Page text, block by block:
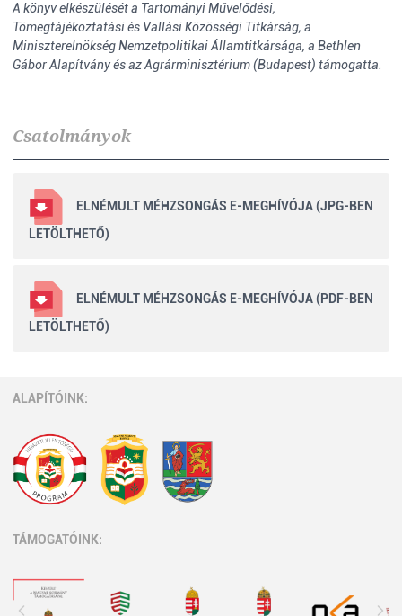
A könyv elkészülését a Tartományi Művelődési,
Tömegtájékoztatási és Vallási Közösségi Titkárság, a
Miniszterelnökség Nemzetpolitikai Államtitkársága, a Bethlen
Gábor Alapítvány és az Agrárminisztérium (Budapest) támogatta.
Csatolmányok
ELNÉMULT MÉHZSONGÁS E-MEGHÍVÓJA (JPG-BEN
LETÖLTHETŐ)
ELNÉMULT MÉHZSONGÁS E-MEGHÍVÓJA (PDF-BEN
LETÖLTHETŐ)
ALAPÍTÓINK:
TÁMOGATÓINK: